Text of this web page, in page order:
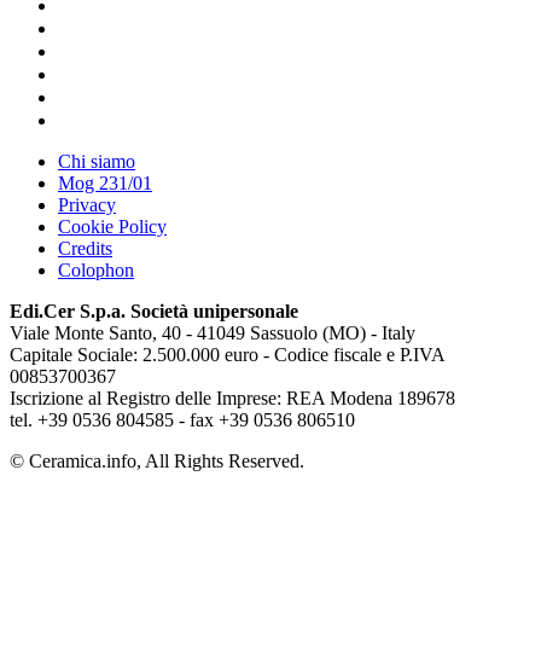
Chi siamo
Mog 231/01
Privacy
Cookie Policy
Credits
Colophon
Edi.Cer S.p.a. Società unipersonale
Viale Monte Santo, 40 - 41049 Sassuolo (MO) - Italy
Capitale Sociale: 2.500.000 euro - Codice fiscale e P.IVA
00853700367
Iscrizione al Registro delle Imprese: REA Modena 189678
tel. +39 0536 804585 - fax +39 0536 806510
© Ceramica.info, All Rights Reserved.